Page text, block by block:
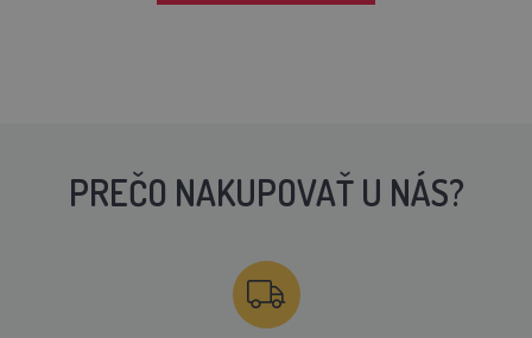
PREČO NAKUPOVAŤ U NÁS?